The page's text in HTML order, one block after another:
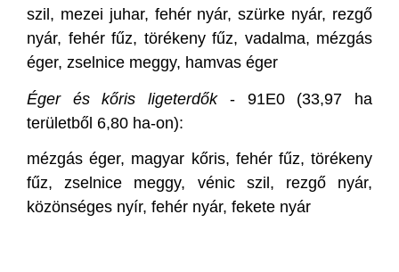
szil, mezei juhar, fehér nyár, szürke nyár, rezgő
nyár, fehér fűz, törékeny fűz, vadalma, mézgás
éger, zselnice meggy, hamvas éger
Éger és kőris ligeterdők- 91E0 (33,97 ha
területből 6,80 ha-on):
mézgás éger, magyar kőris, fehér fűz, törékeny
fűz, zselnice meggy, vénic szil, rezgő nyár,
közönséges nyír, fehér nyár, fekete nyár